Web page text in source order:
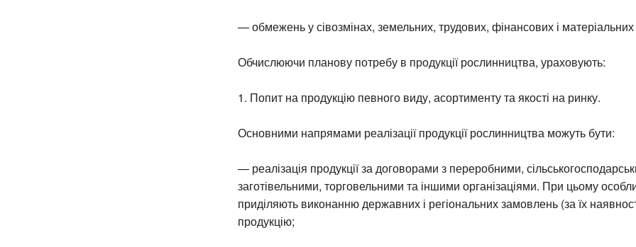
— обмежень у сівозмінах, земельних, трудових, фінансових і
Обчислюючи планову потребу в продукції рослинництва, ураховують:
1. Попит на продукцію певного виду, асортименту та якості на ринку.
Основними напрямами реалізації продукції рослинництва можуть бути:
— реалізація продукції за договорами з переробними,
заготівельними, торговельними та іншими організаціями. При цьому
приділяють виконанню державних і регіональних замовлень (за їх
продукцію;